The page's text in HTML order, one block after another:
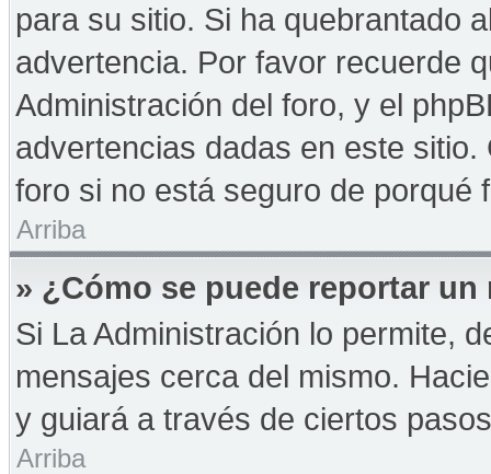
para su sitio. Si ha quebrantado
advertencia. Por favor recuerde
Administración del foro, y el
advertencias dadas en este
foro si no está seguro de porqué
Arriba
» ¿Cómo se puede reportar
Si La Administración lo permite,
mensajes cerca del mismo.
y guiará a través de ciertos
Arriba